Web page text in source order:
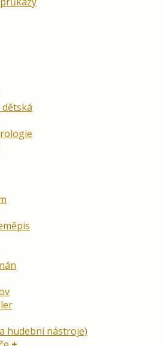
dětská
hudební nástroje)